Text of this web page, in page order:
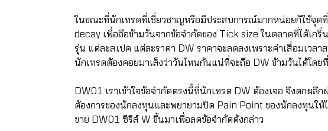
ในขณะที่นักเทรดที่เชี่ยวชาญหรือมีประสบการณ์มากหน่อยก็ใช้จุด
decay เพื่อถือข้ามวันจากข้อจำกัดของ Tick size ในตลาดที่ได้เก
รุ่น แต่ละสเปค แต่ละราคา DW ราคาจะลดลงเพราะค่าเสื่อมเว
นักเทรดต้องคอยมาเล็งว่าวันไหนกันแน่ที่จะถือ DW ข้ามวันได้โดย
DW01 เราเข้าใจข้อจำกัดตรงนี้ที่นักเทรด DW ต้องเจอ จึงตกผ
ต้องการของนักลงทุนและพยายามปิด Pain Point ของนักลงทุนใ
ขาย DW01 ซีรีส์ W ขึ้นมาเพื่อลดข้อจำกัดดังกล่าว